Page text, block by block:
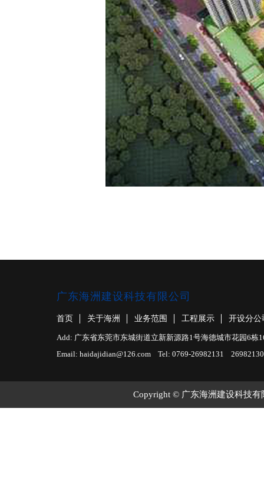
广东海洲建设科技有限公司
首页 关于海洲 业务范围 工程展示 开设分公
Add: 广东省东莞市东城街道立新新源路1号海德城市花园6栋
Email: haidajidian@126.com Tel: 0769-26982131 26982130
Copyright © 广东海洲建设科技有